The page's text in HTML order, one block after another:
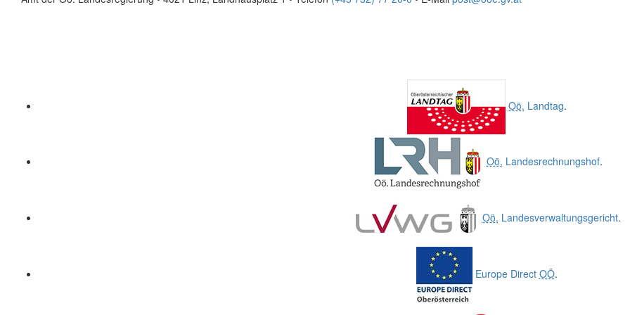
Oö. Landtag.
Oö. Landesrechnungshof.
Oö. Landesverwaltungsgericht.
Europe Direct OÖ.